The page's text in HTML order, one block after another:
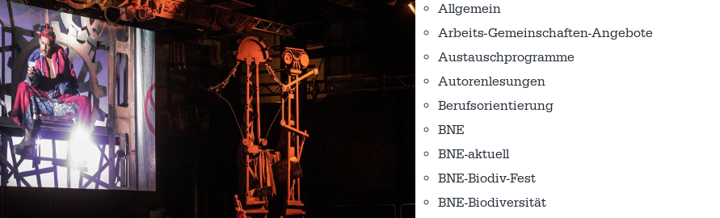
Allgemein
Arbeits-Gemeinschaften-Angebote
Austausch­programme
Autorenlesungen
Berufsorientierung
BNE
BNE-aktuell
BNE-Biodiv-Fest
BNE-Biodiversität